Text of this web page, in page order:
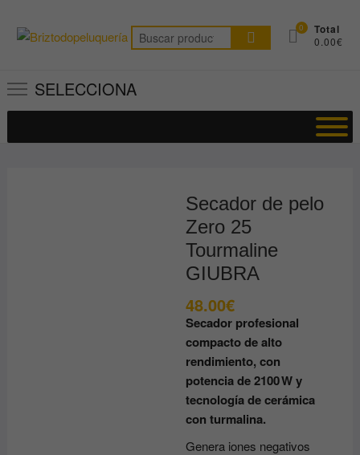
contenido
Buscar
por:
0 Total
0.00€
SELECCIONA
Secador de pelo
Zero 25
Tourmaline
GIUBRA
48.00€
Secador profesional
compacto de alto
rendimiento, con
potencia de 2100 W y
tecnología de cerámica
con turmalina.
Genera iones negativos